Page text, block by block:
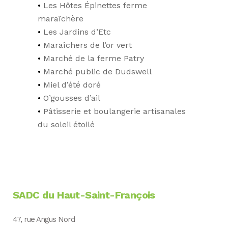
Les Hôtes Épinettes ferme
maraîchère
Les Jardins d’Etc
Maraîchers de l’or vert
Marché de la ferme Patry
Marché public de Dudswell
Miel d’été doré
O’gousses d’ail
Pâtisserie et boulangerie artisanales
du soleil étoilé
SADC du Haut-Saint-François
47, rue Angus Nord